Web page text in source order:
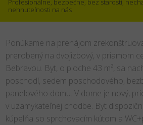
Profesionálne, bezpečne, bez starostí,
nehnuteľnosti na nás
Ponúkame na prenájom
prerobený na dvojizbový, v priamom
Bebravou. Byt, o ploche 43 m², sa
poschodí, sedem poschodového,
panelového domu. V dome je nový,
v uzamykateľnej chodbe. Byt
kúpelňa so sprchovacím kútom a